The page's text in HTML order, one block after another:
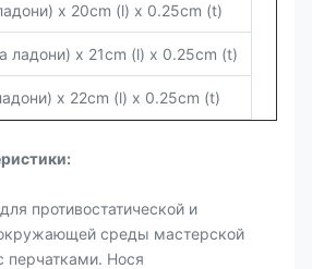
x 20cm (l) x 0.25cm (t)
ладони) x 21cm (l) x 0.25cm (t)
x 22cm (l) x 0.25cm (t)
противостатической и
среды мастерской
перчатками. Нося